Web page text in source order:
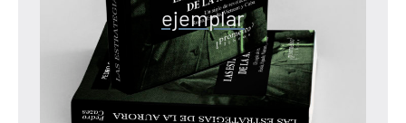
ejemplar